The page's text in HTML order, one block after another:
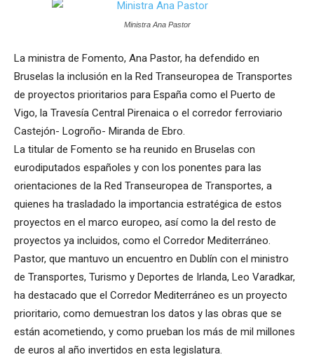
Ministra Ana Pastor
La ministra de Fomento, Ana Pastor, ha defendido en
Bruselas la inclusión en la Red Transeuropea de Transportes
de proyectos prioritarios para España como el Puerto de
Vigo, la Travesía Central Pirenaica o el corredor ferroviario
Castejón- Logroño- Miranda de Ebro.
La titular de Fomento se ha reunido en Bruselas con
eurodiputados españoles y con los ponentes para las
orientaciones de la Red Transeuropea de Transportes, a
quienes ha trasladado la importancia estratégica de estos
proyectos en el marco europeo, así como la del resto de
proyectos ya incluidos, como el Corredor Mediterráneo.
Pastor, que mantuvo un encuentro en Dublín con el ministro
de Transportes, Turismo y Deportes de Irlanda, Leo Varadkar,
ha destacado que el Corredor Mediterráneo es un proyecto
prioritario, como demuestran los datos y las obras que se
están acometiendo, y como prueban los más de mil millones
de euros al año invertidos en esta legislatura.